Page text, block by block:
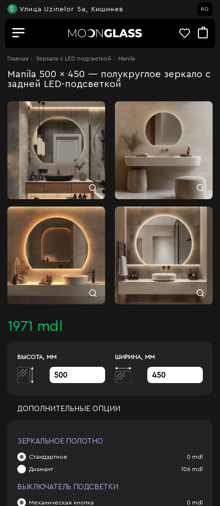
Улица Uzinelor 5a, Кишинев RO
Главная Зеркала c LED подсветкой Manila
Manila 500 x 450 — полукруглое зеркало с
задней LED-подсветкой
1971 mdl
ВЫСОТА, ММ ШИРИНА, ММ
ДОПОЛНИТЕЛЬНЫЕ ОПЦИИ
ЗЕРКАЛЬНОЕ ПОЛОТНО
Стандартное 0 mdl
Диамант 106 mdl
ВЫКЛЮЧАТЕЛЬ ПОДСВЕТКИ
Механическая кнопка 0 mdl